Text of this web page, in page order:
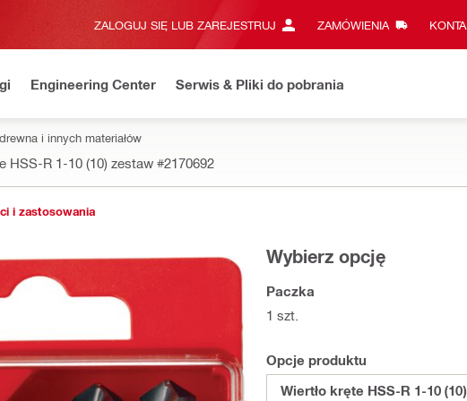
ZALOGUJ SIĘ LUB ZAREJESTRUJ ZAMÓWIENIA
Engineering Center Serwis & Pliki do pobrania
i innych materiałów
HSS-R 1-10 (10) zestaw #2170692
i zastosowania
Wybierz opcję
Paczka
1 szt.
Opcje produktu
Wiertło kręte HSS-R 1-10